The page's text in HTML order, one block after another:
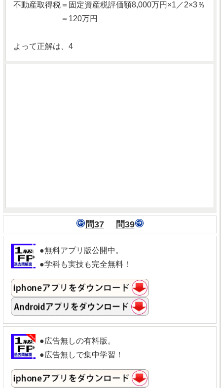
不動産取得税＝固定資産税評価額8,000万円×1／2×3％
＝120万円
よって正解は、4
問37 問39
●無料アプリ版公開中。
●学科も実技も完全無料！
●広告無しの有料版。
●広告無しで集中学習！